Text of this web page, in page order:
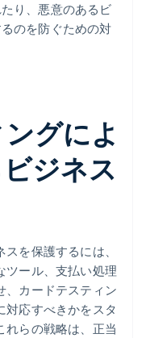
り、悪意のあるビ
のを防ぐための対
グによ
ジネス
を保護するには、
ツール、支払い処理
、カードテスティン
対応すべきかをスタ
れらの戦略は、正当